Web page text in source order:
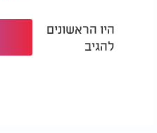
היו הראשונים
להגיב